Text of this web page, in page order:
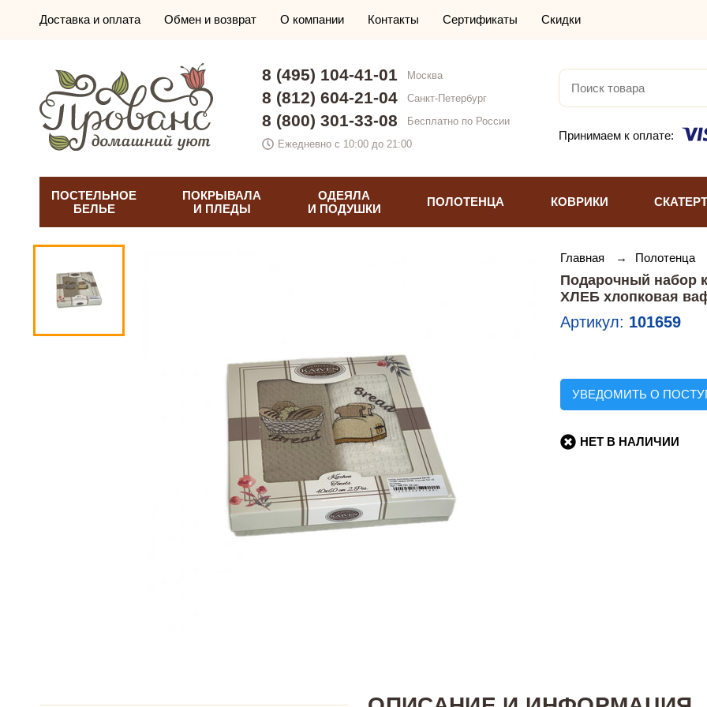
Доставка и оплата Обмен и возврат О компании Контакты Сертификаты Скидки
8 (495) 104-41-01 Москва
8 (812) 604-21-04 Санкт-Петербург
8 (800) 301-33-08
Бесплатно по России
Ежедневно с 10:00 до 21:00
Принимаем к оплате:
ПОСТЕЛЬНОЕ
БЕЛЬЕ
ПОКРЫВАЛА
И ПЛЕДЫ
ОДЕЯЛА
И ПОДУШКИ
ПОЛОТЕНЦА КОВРИКИ
Главная → Полотенца
Подарочный набор
ХЛЕБ хлопковая
Артикул: 101659
УВЕДОМИТЬ О
НЕТ В НАЛИЧИИ